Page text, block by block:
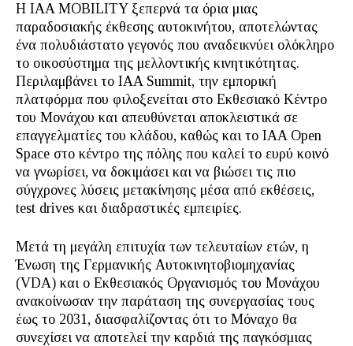
Η IAA MOBILITY ξεπερνά τα όρια μιας
παραδοσιακής έκθεσης αυτοκινήτου, αποτελώντας
ένα πολυδιάστατο γεγονός που αναδεικνύει ολόκληρο
το οικοσύστημα της μελλοντικής κινητικότητας.
Περιλαμβάνει το IAA Summit, την εμπορική
πλατφόρμα που φιλοξενείται στο Εκθεσιακό Κέντρο
του Μονάχου και απευθύνεται αποκλειστικά σε
επαγγελματίες του κλάδου, καθώς και το IAA Open
Space στο κέντρο της πόλης που καλεί το ευρύ κοινό
να γνωρίσει, να δοκιμάσει και να βιώσει τις πιο
σύγχρονες λύσεις μετακίνησης μέσα από εκθέσεις,
test drives και διαδραστικές εμπειρίες.
Μετά τη μεγάλη επιτυχία των τελευταίων ετών, η
Ένωση της Γερμανικής Αυτοκινητοβιομηχανίας
(VDA) και ο Εκθεσιακός Οργανισμός του Μονάχου
ανακοίνωσαν την παράταση της συνεργασίας τους
έως το 2031, διασφαλίζοντας ότι το Μόναχο θα
συνεχίσει να αποτελεί την καρδιά της παγκόσμιας